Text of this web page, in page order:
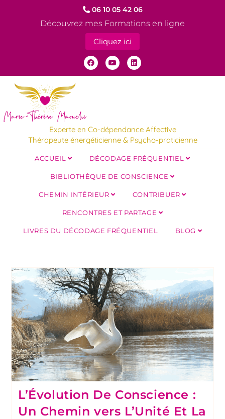
06 10 05 42 06
Découvrez mes Formations en ligne
Cliquez ici
Experte en Co-dépendance Affective
Thérapeute énergéticienne & Psycho-praticienne
ACCUEIL DÉCODAGE FRÉQUENTIEL
BIBLIOTHÈQUE DE CONSCIENCE
CHEMIN INTÉRIEUR CONTRIBUER
RENCONTRES ET PARTAGE
LIVRES DU DÉCODAGE FRÉQUENTIEL BLOG
L’Évolution De Conscience :
Un Chemin vers L’Unité Et La